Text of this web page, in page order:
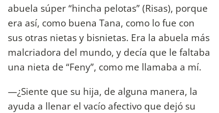
abuela súper “hincha pelotas” (Risas), porque
era así, como buena Tana, como lo fue con
sus otras nietas y bisnietas. Era la abuela más
malcriadora del mundo, y decía que le faltaba
una nieta de “Feny”, como me llamaba a mí.
—¿Siente que su hija, de alguna manera, la
ayuda a llenar el vacío afectivo que dejó su